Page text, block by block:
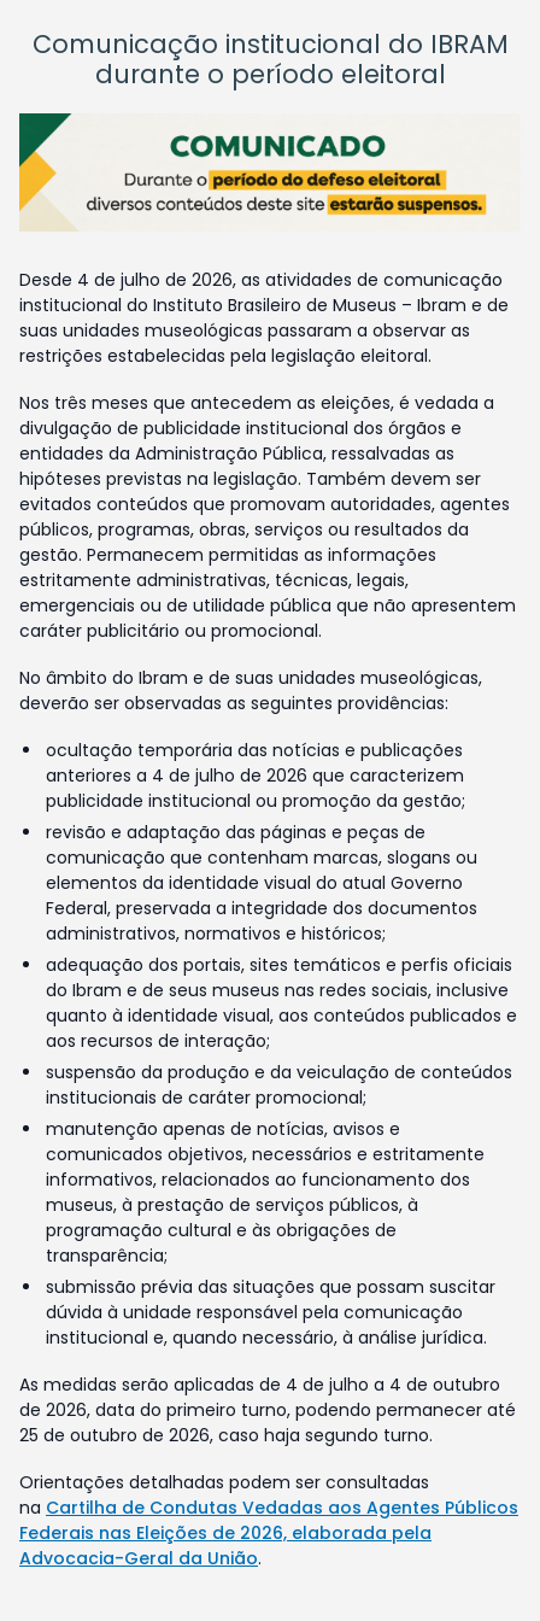
Comunicação institucional do IBRAM
durante o período eleitoral
Desde 4 de julho de 2026, as atividades de comunicação
institucional do Instituto Brasileiro de Museus – Ibram e de
suas unidades museológicas passaram a observar as
restrições estabelecidas pela legislação eleitoral.
Nos três meses que antecedem as eleições, é vedada a
divulgação de publicidade institucional dos órgãos e
entidades da Administração Pública, ressalvadas as
hipóteses previstas na legislação. Também devem ser
evitados conteúdos que promovam autoridades, agentes
públicos, programas, obras, serviços ou resultados da
gestão. Permanecem permitidas as informações
estritamente administrativas, técnicas, legais,
emergenciais ou de utilidade pública que não apresentem
caráter publicitário ou promocional.
No âmbito do Ibram e de suas unidades museológicas,
deverão ser observadas as seguintes providências:
ocultação temporária das notícias e publicações
anteriores a 4 de julho de 2026 que caracterizem
publicidade institucional ou promoção da gestão;
revisão e adaptação das páginas e peças de
comunicação que contenham marcas, slogans ou
elementos da identidade visual do atual Governo
Federal, preservada a integridade dos documentos
administrativos, normativos e históricos;
adequação dos portais, sites temáticos e perfis oficiais
do Ibram e de seus museus nas redes sociais, inclusive
quanto à identidade visual, aos conteúdos publicados e
aos recursos de interação;
suspensão da produção e da veiculação de conteúdos
institucionais de caráter promocional;
manutenção apenas de notícias, avisos e
comunicados objetivos, necessários e estritamente
informativos, relacionados ao funcionamento dos
museus, à prestação de serviços públicos, à
programação cultural e às obrigações de
transparência;
submissão prévia das situações que possam suscitar
dúvida à unidade responsável pela comunicação
institucional e, quando necessário, à análise jurídica.
As medidas serão aplicadas de 4 de julho a 4 de outubro
de 2026, data do primeiro turno, podendo permanecer até
25 de outubro de 2026, caso haja segundo turno.
Orientações detalhadas podem ser consultadas
na Cartilha de Condutas Vedadas aos Agentes Públicos
Federais nas Eleições de 2026, elaborada pela
Advocacia-Geral da União.